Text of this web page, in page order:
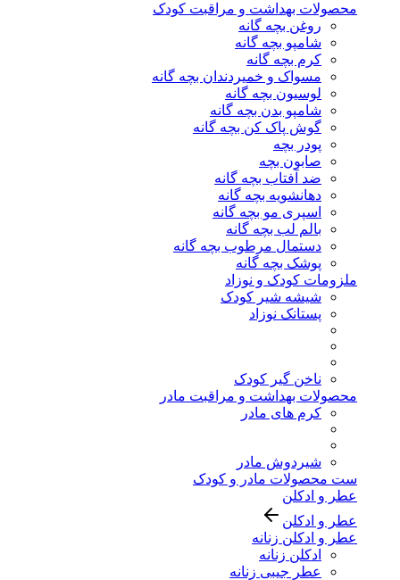
محصولات بهداشت و مراقبت کودک
روغن بچه گانه
شامپو بچه گانه
کرم بچه گانه
مسواک و خمیردندان بچه گانه
لوسیون بچه گانه
شامپو بدن بچه گانه
گوش پاک کن بچه گانه
پودر بچه
صابون بچه
ضد آفتاب بچه گانه
دهانشویه بچه گانه
اسپری مو بچه گانه
بالم لب بچه گانه
دستمال مرطوب بچه گانه
پوشک بچه گانه
ملزومات کودک و نوزاد
شیشه شیر کودک
پستانک نوزاد
ناخن گیر کودک
محصولات بهداشت و مراقبت مادر
کرم های مادر
شیردوش مادر
ست محصولات مادر و کودک
عطر و ادکلن
عطر و ادکلن
عطر و ادکلن زنانه
ادکلن زنانه
عطر جیبی زنانه